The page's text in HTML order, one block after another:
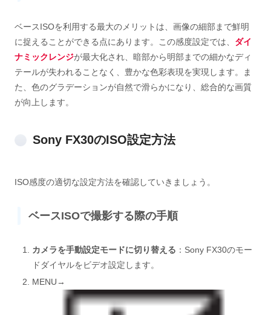
ベースISOを利用する最大のメリットは、画像の細部まで鮮明
に捉えることができる点にあります。この感度設定では、 ダイ
ナミックレンジが最大化され、暗部から明部までの細かなディ
テールが失われることなく、豊かな色彩表現を実現します。ま
た、色のグラデーションが自然で滑らかになり、総合的な画質
が向上します。
Sony FX30のISO設定方法
ISO感度の適切な設定方法を確認していきましょう。
ベースISOで撮影する際の手順
カメラを手動設定モードに切り替える ：Sony FX30のモー
ドダイヤルをビデオ設定します。
MENU→